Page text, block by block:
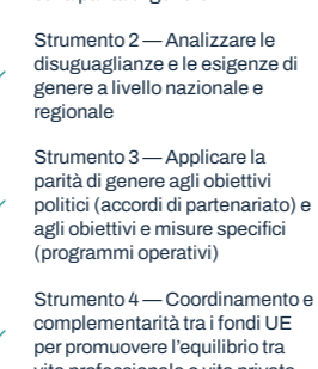
Strumento 2 — Analizzare le
disuguaglianze e le esigenze di
genere a livello nazionale e
regionale
Strumento 3 — Applicare la
parità di genere agli obiettivi
politici (accordi di partenariato) e
agli obiettivi e misure specifici
(programmi operativi)
Strumento 4 — Coordinamento e
complementarità tra i fondi UE
per promuovere l’equilibrio tra